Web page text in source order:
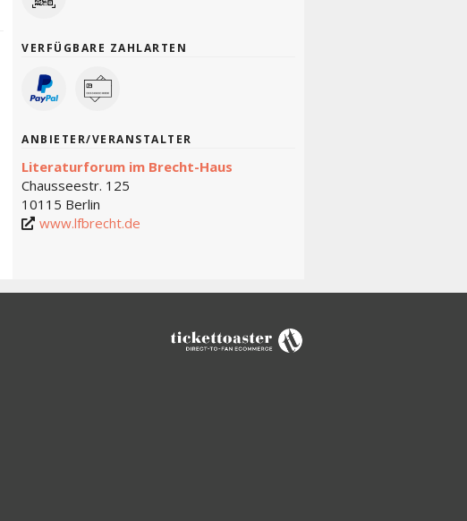
VERFÜGBARE ZAHLARTEN
ANBIETER/VERANSTALTER
Literaturforum im Brecht-Haus
Chausseestr. 125
10115 Berlin
www.lfbrecht.de